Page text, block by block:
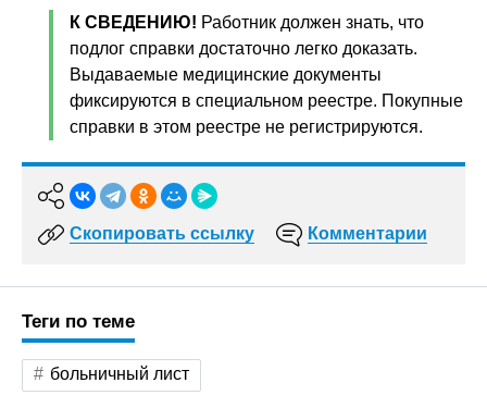
К СВЕДЕНИЮ! Работник должен знать, что
подлог справки достаточно легко доказать.
Выдаваемые медицинские документы
фиксируются в специальном реестре. Покупные
справки в этом реестре не регистрируются.
Скопировать ссылку Комментарии
Теги по теме
больничный лист